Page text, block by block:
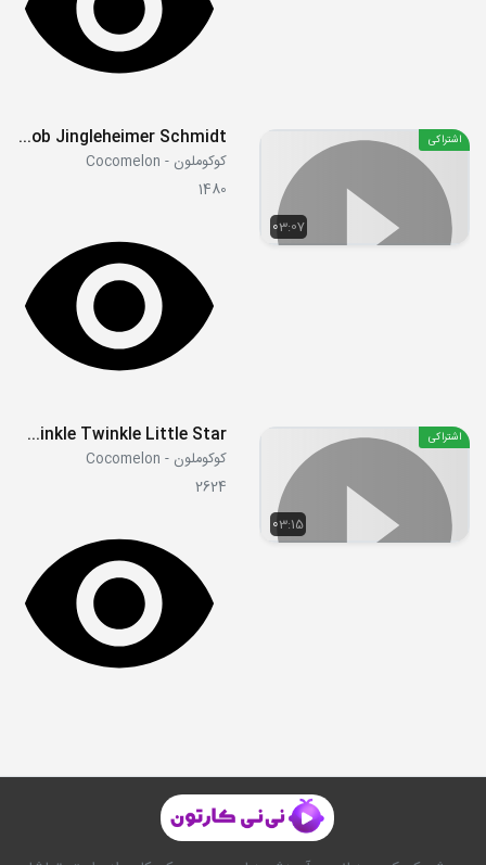
03:07
اشتراکی John Jacob Jingleheimer Schmidt
کوکوملون - Cocomelon
1480
03:15
اشتراکی Twinkle Twinkle Little Star
کوکوملون - Cocomelon
2624